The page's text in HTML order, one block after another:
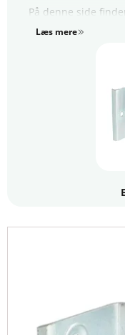
På denne side
der gør det
Læs mere